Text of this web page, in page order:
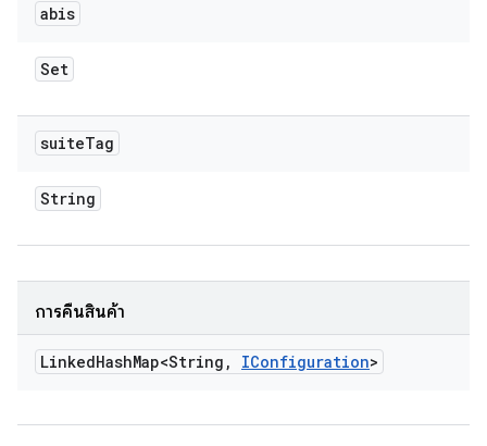
abis
Set
suiteTag
String
การคืนสินค้า
LinkedHashMap<String , IConfiguration>